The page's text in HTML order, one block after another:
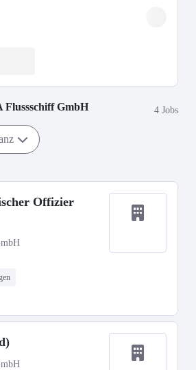
Flussschiff GmbH 4 Jobs
Offizier